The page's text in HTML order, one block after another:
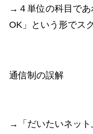
→４単位の科目であ
OK」という形でス
通信制の誤解
→「だいたいネット